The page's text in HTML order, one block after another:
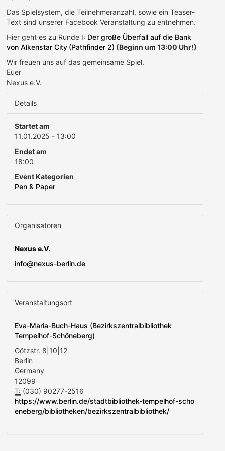
Das Spielsystem, die Teilnehmeranzahl, sowie ein Teaser-
Text sind unserer Facebook Veranstaltung zu entnehmen.
Hier geht es zu Runde I: Der große Überfall auf die Bank
von Alkenstar City (Pathfinder 2) (Beginn um 13:00 Uhr!)
Wir freuen uns auf das gemeinsame Spiel.
Euer
Nexus e.V.
Details
Startet am
11.01.2025 - 13:00
Endet am
18:00
Event Kategorien
Pen & Paper
Organisatoren
Nexus e.V.
info@nexus-berlin.de
Veranstaltungsort
Eva-Maria-Buch-Haus (Bezirkszentralbibliothek
Tempelhof-Schöneberg)
Götzstr. 8|10|12
Berlin
Germany
12099
T: (030) 90277-2516
https://www.berlin.de/stadtbibliothek-tempelhof-scho
eneberg/bibliotheken/bezirkszentralbibliothek/